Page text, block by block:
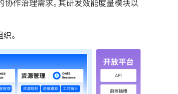
协作治理需求。其研发效能度量模块以
。